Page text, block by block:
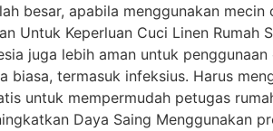
besar, apabila menggunakan
Untuk Keperluan Cuci Linen Rumah
juga lebih aman untuk
termasuk infeksius. Harus
untuk mempermudah petugas
Daya Saing Menggunakan